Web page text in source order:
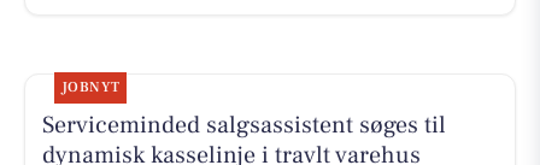
JOBNYT
Serviceminded salgsassistent søges til
dynamisk kasselinje i travlt varehus